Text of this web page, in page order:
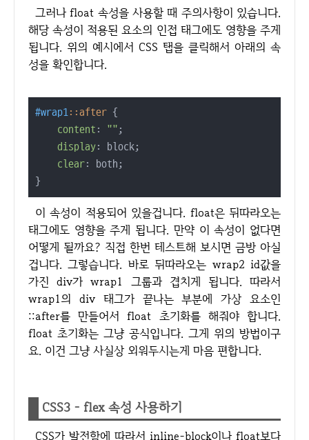
그러나 float 속성을 사용할 때 주의사항이 있습니다.
해당 속성이 적용된 요소의 인접 태그에도 영향을 주게
됩니다. 위의 예시에서 CSS 탭을 클릭해서 아래의 속
성을 확인합니다.
#wrap1::after {
content : "" ;
display: block;
clear: both;
}
이 속성이 적용되어 있을겁니다. float은 뒤따라오는
태그에도 영향을 주게 됩니다. 만약 이 속성이 없다면
어떻게 될까요? 직접 한번 테스트해 보시면 금방 아실
겁니다. 그렇습니다. 바로 뒤따라오는 wrap2 id값을
가진 div가 wrap1 그룹과 겹치게 됩니다. 따라서
wrap1의 div 태그가 끝나는 부분에 가상 요소인
::after를 만들어서 float 초기화를 해줘야 합니다.
float 초기화는 그냥 공식입니다. 그게 위의 방법이구
요. 이건 그냥 사실상 외워두시는게 마음 편합니다.
CSS3 - flex 속성 사용하기
CSS가 발전함에 따라서 inline-block이나 float보다